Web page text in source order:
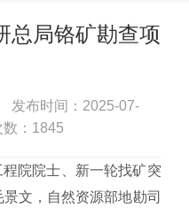
总局铬矿勘查项
布时间：2025-07-
： 1845
院院士、新一轮找矿突
文，自然资源部地勘司